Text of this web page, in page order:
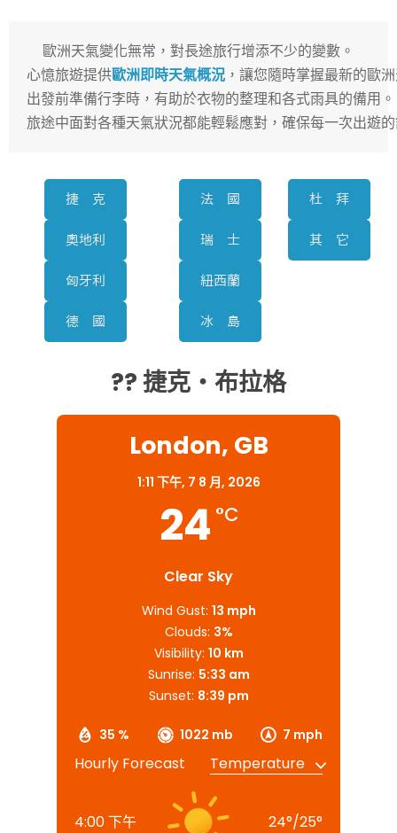
歐洲天氣變化無常，對長途旅行增添不少的變數。
心憶旅遊提供歐洲即時天氣概況 ，讓您隨時掌握最新的歐
出發前準備行李時，有助於衣物的整理和各式雨具的備用。
旅途中面對各種天氣狀況都能輕鬆應對，確保每一次出遊
捷 克
奧地利
匈牙利
德 國
法 國
瑞 士
紐西蘭
冰 島
杜 拜
其 它
?? 捷克・布拉格
London, GB
1:11 下午, 7 8 月, 2026
24 °C
Clear Sky
35 % 1022 mb 7 mph
Wind Gust: 13 mph
Clouds: 3%
Visibility: 10 km
Sunrise: 5:33 am
Sunset: 8:39 pm
Hourly Forecast
4:00 下午 24°/25°